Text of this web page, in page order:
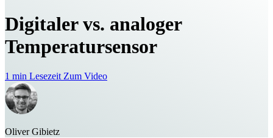
Digitaler vs. analoger
Temperatursensor
1 min Lesezeit Zum Video
Oliver Gibietz